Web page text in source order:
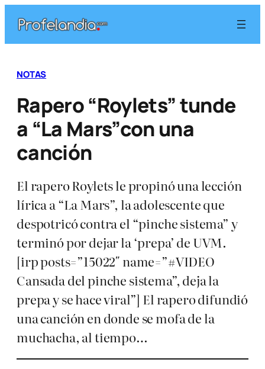
contenido
NOTAS
Rapero “Roylets” tunde
a “La Mars”con una
canción
El rapero Roylets le propinó una lección
lírica a “La Mars”, la adolescente que
despotricó contra el “pinche sistema” y
terminó por dejar la ‘prepa’ de UVM.
[irp posts=”15022″ name=”#VIDEO
Cansada del pinche sistema”, deja la
prepa y se hace viral”] El rapero difundió
una canción en donde se mofa de la
muchacha, al tiempo…